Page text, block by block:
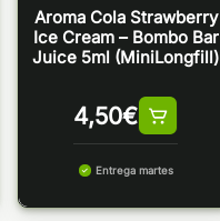
Aroma Cola Strawberry
Ice Cream – Bombo Bar
Juice 5ml (MiniLongfill)
4,50€
Entrega martes